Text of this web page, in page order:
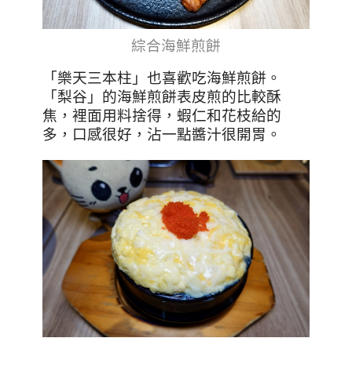
綜合海鮮煎餅
「樂天三本柱」也喜歡吃海鮮煎餅。
「梨谷」的海鮮煎餅表皮煎的比較酥
焦，裡面用料捨得，蝦仁和花枝給的
多，口感很好，沾一點醬汁很開胃。